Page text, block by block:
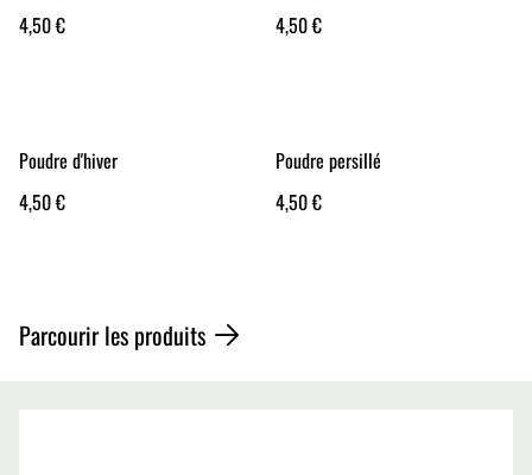
4,50 €
4,50 €
Poudre d'hiver
4,50 €
Poudre persillé
4,50 €
Parcourir les produits